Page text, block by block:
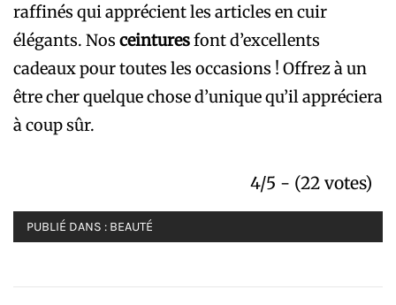
raffinés qui apprécient les articles en cuir
élégants. Nos ceinturesfont d’excellents
cadeaux pour toutes les occasions ! Offrez à un
être cher quelque chose d’unique qu’il appréciera
à coup sûr.
4/5 - (22 votes)
PUBLIÉ DANS : BEAUTÉ